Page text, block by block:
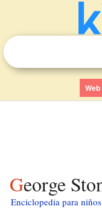
Web
George
Enciclopedia para niños